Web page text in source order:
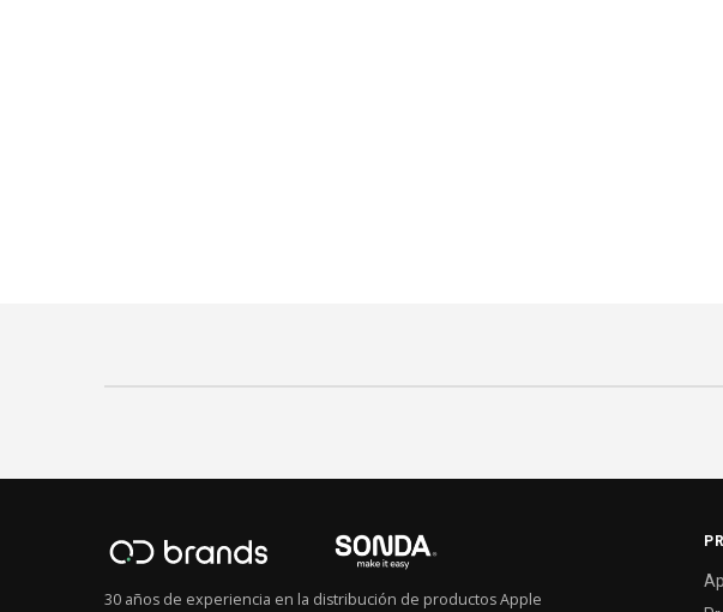
30 años de experiencia en la distribución de productos Apple